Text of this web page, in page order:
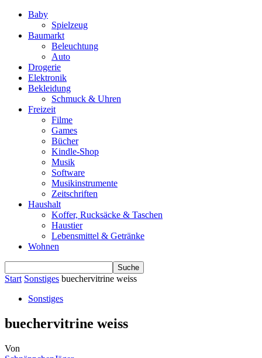
Baby
Spielzeug
Baumarkt
Beleuchtung
Auto
Drogerie
Elektronik
Bekleidung
Schmuck & Uhren
Freizeit
Filme
Games
Bücher
Kindle-Shop
Musik
Software
Musikinstrumente
Zeitschriften
Haushalt
Koffer, Rucksäcke & Taschen
Haustier
Lebensmittel & Getränke
Wohnen
Start Sonstiges buechervitrine weiss
Sonstiges
buechervitrine weiss
Von